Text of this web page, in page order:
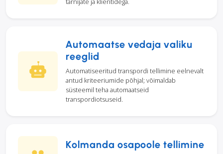
Automaatse vedaja valiku
reeglid
Automatiseeritud transpordi tellimine eelnevalt
antud kriteeriumide põhjal; võimaldab
süsteemil teha automaatseid
transpordiotsuseid.
Kolmanda osapoole tellimine